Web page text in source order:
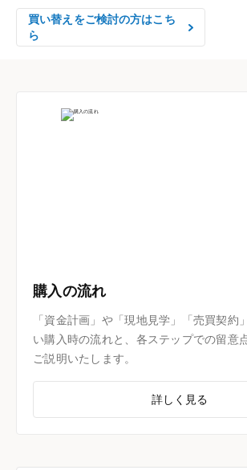
買い替えをご検討の方はこち
ら
購入の流れ
「資金計画」や「現地見学」「売買契約
い購入時の流れと、各ステップでの留意
ご説明いたします。
詳しく見る